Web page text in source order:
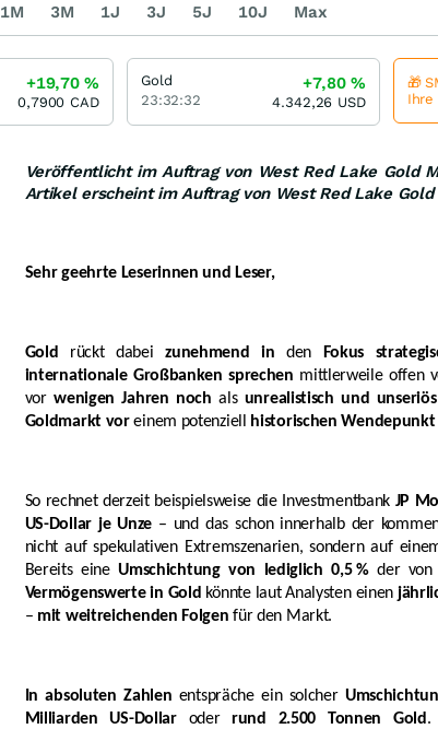
Veröffentlicht im Auftrag von West Red Lake Gold
Artikel erscheint im Auftrag von West Red Lake Gold
Sehr geehrte Leserinnen und Leser,
Gold rückt dabeizunehmend in den Fokus
internationale Großbanken sprechen mittlerweile offen
vorwenigen Jahren noch als unrealistisch und unseriös
Goldmarkt voreinem potenziell historischen Wendepunkt
So rechnet derzeit beispielsweise die Investmentbank JP
US-Dollar je Unze – und das schon innerhalb der
nicht auf spekulativen Extremszenarien, sondern auf
Bereits eineUmschichtung von lediglich 0,5 %der
Vermögenswerte in Gold könnte laut Analysten einen
– mit weitreichenden Folgen für den Markt.
In absoluten Zahlen entspräche ein solcher
Milliarden US-Dollaroderrund 2.500 Tonnen Gold .
1M 3M 1J 3J 5J 10J Max
+19,70%
0,7900 CAD
Gold
23:32:32
+7,80%
4.342,26 USD
🎁
Ihre